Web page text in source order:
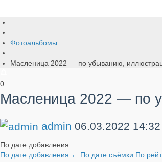
Фотоальбомы
Масленица 2022 — по убыванию,
0
Масленица 2022 — по
admin 06.03.2022 14:32
По дате добавления
По дате добавления ← По дате съёмки По